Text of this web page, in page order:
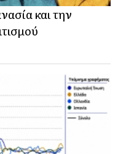
και την